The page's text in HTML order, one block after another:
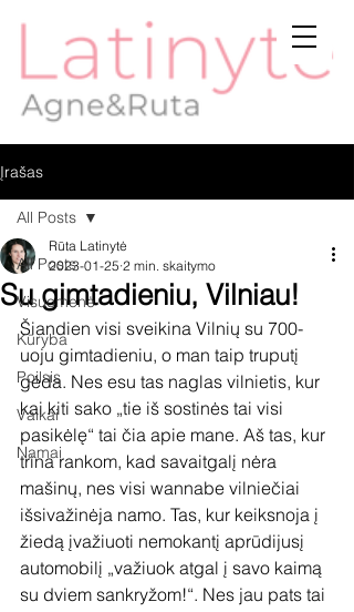
Įrašas
All Posts
Visuomenė
Kūryba
Poilsis
Vaikai
Namai
All Posts
Su gimtadieniu, Vilniau!
Rūta Latinytė
2023-01-25 2 min. skaitymo
Šiandien visi sveikina Vilnių su 700-
uoju gimtadieniu, o man taip truputį
gėda. Nes esu tas naglas vilnietis, kur
kai kiti sako „tie iš sostinės tai visi
pasikėlę“ tai čia apie mane. Aš tas, kur
trina rankom, kad savaitgalį nėra
mašinų, nes visi wannabe vilniečiai
išsivažinėja namo. Tas, kur keiksnoja į
žiedą įvažiuoti nemokantį aprūdijusį
automobilį „važiuok atgal į savo kaimą
su dviem sankryžom!“. Nes jau pats tai